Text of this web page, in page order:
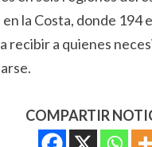
la Costa, donde 194
recibir a quienes
COMPARTIR